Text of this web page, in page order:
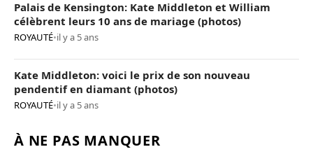
Palais de Kensington: Kate Middleton et William
célèbrent leurs 10 ans de mariage (photos)
ROYAUTÉ•il y a 5 ans
Kate Middleton: voici le prix de son nouveau
pendentif en diamant (photos)
ROYAUTÉ•il y a 5 ans
À NE PAS MANQUER